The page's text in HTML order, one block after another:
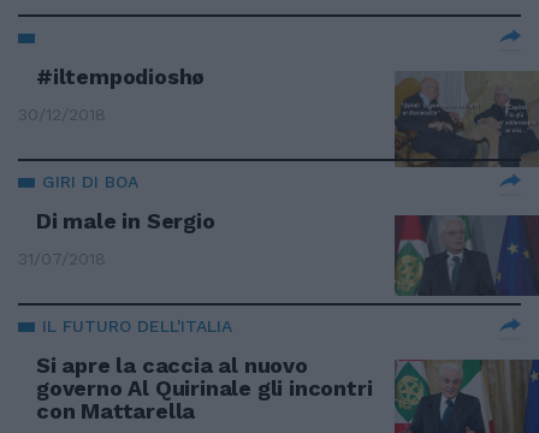
#iltempodioshø
30/12/2018
GIRI DI BOA
Di male in Sergio
31/07/2018
IL FUTURO DELL'ITALIA
Si apre la caccia al nuovo
governo Al Quirinale gli incontri
con Mattarella